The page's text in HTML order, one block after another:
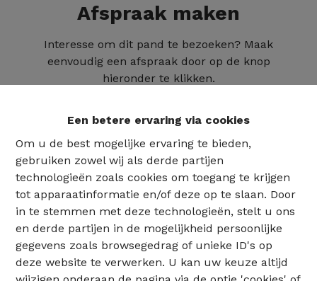
Een betere ervaring via cookies
Om u de best mogelijke ervaring te bieden,
gebruiken zowel wij als derde partijen
technologieën zoals cookies om toegang te krijgen
tot apparaatinformatie en/of deze op te slaan. Door
in te stemmen met deze technologieën, stelt u ons
en derde partijen in de mogelijkheid persoonlijke
gegevens zoals browsegedrag of unieke ID's op
deze website te verwerken. U kan uw keuze altijd
Afspraak maken
Interesse om dit pand te bezoeken? Maak
eenvoudig een afspraak door op de knop
hieronder te klikken.
02 735 18 38